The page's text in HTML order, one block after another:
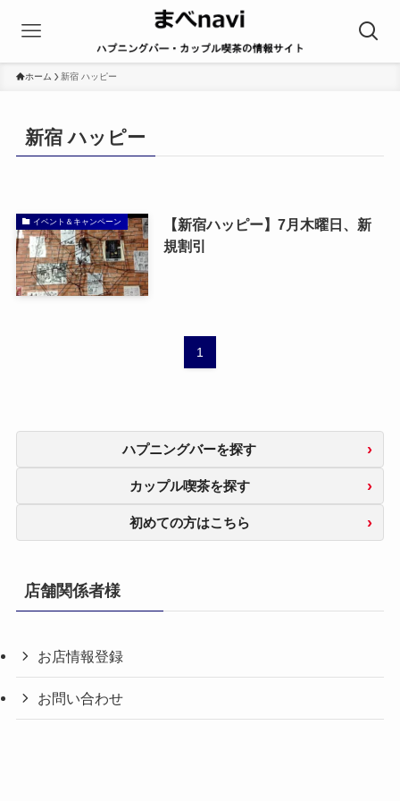
ホーム 新宿 ハッピー
新宿 ハッピー
イベント＆キャンペーン
【新宿ハッピー】7月木曜日、新
規割引
1
ハプニングバーを探す
カップル喫茶を探す
初めての方はこちら
店舗関係者様
お店情報登録
お問い合わせ